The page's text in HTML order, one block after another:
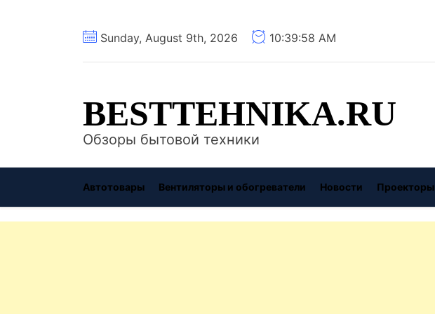
Sunday, August 9th, 2026 10:39:59 AM
BESTTEHNIKA.RU
Обзоры бытовой техники
Автотовары Вентиляторы и обогреватели Новости Проекторы